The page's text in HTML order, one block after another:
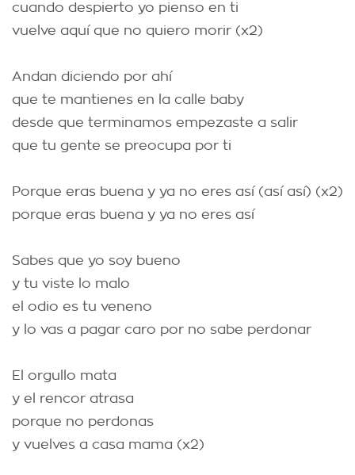
cuando despierto yo pienso en ti
vuelve aquí que no quiero morir (x2)
Andan diciendo por ahí
que te mantienes en la calle baby
desde que terminamos empezaste a salir
que tu gente se preocupa por ti
Porque eras buena y ya no eres así (así así) (x2)
porque eras buena y ya no eres así
Sabes que yo soy bueno
y tu viste lo malo
el odio es tu veneno
y lo vas a pagar caro por no sabe perdonar
El orgullo mata
y el rencor atrasa
porque no perdonas
y vuelves a casa mama (x2)